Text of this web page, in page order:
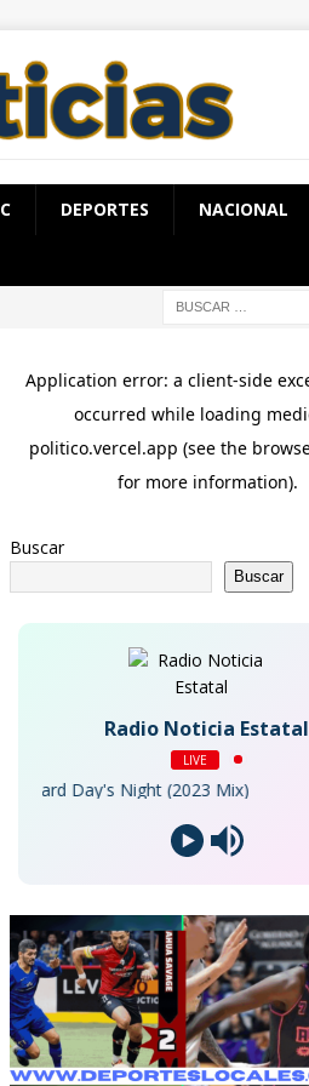
DEPORTES NACIONAL
Buscar
Buscar
Radio Noticia Estatal
LIVE
Day's Night (2023 Mix)